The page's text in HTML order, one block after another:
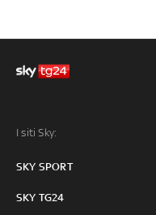
I siti Sky:
SKY SPORT
SKY TG24